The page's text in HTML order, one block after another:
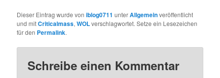
Dieser Eintrag wurde voniblog0711 unterAllgemeinveröffentlicht
und mitCriticalmass,WOLverschlagwortet. Setze ein Lesezeichen
für den Permalink.
Schreibe einen Kommentar